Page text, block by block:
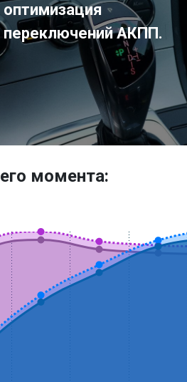
оптимизация
переключений АКПП.
момента: